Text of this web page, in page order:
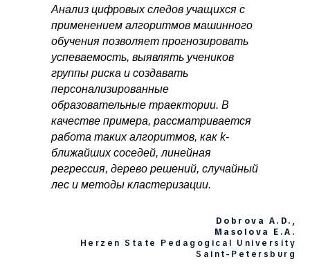
Анализ цифровых следов учащихся с
применением алгоритмов машинного
обучения позволяет прогнозировать
успеваемость, выявлять учеников
группы риска и создавать
персонализированные
образовательные траектории. В
качестве примера, рассматривается
работа таких алгоритмов, как k-
ближайших соседей, линейная
регрессия, дерево решений, случайный
лес и методы кластеризации.
Dobrova A.D.,
Masolova E.A.
Herzen State Pedagogical University
Saint-Petersburg